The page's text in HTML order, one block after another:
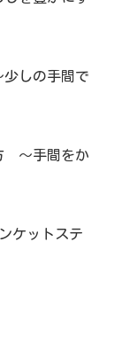
しの手間で
～手間をか
ケットステ